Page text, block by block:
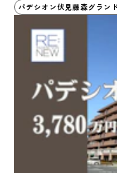
パデシオン伏見藤森グラン